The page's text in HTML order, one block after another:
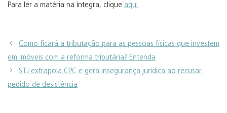
Para ler a matéria na íntegra, clique aqui.
Como ficará a tributação para as pessoas físicas que investem
em imóveis com a reforma tributária? Entenda
STJ extrapola CPC e gera insegurança jurídica ao recusar
pedido de desistência